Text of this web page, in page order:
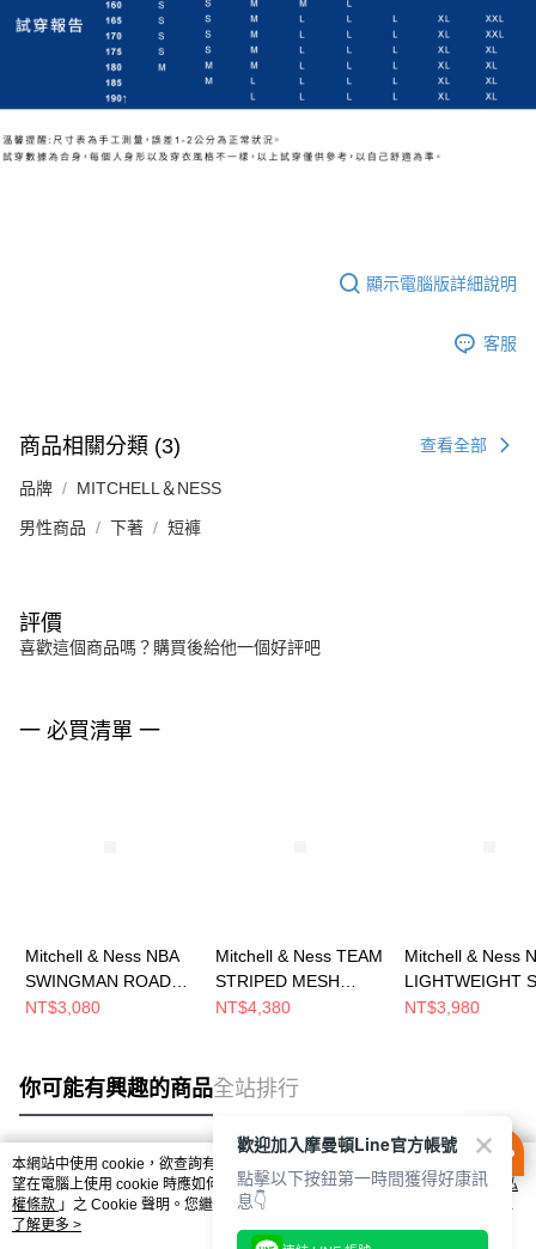
顯示電腦版詳細說明
客服
商品相關分類 (3) 查看全部
品牌 MITCHELL＆NESS
男性商品 下著 短褲
評價
喜歡這個商品嗎？購買後給他一個好評吧
一 必買清單 一
Mitchell & Ness NBA
SWINGMAN ROAD
SHORTS LAKERS 84-
LALPURP84
NT$3,080
Mitchell & Ness TEAM
STRIPED MESH
BASEBALL JERSEY
NT$4,380
Mitchell & Ness
LIGHTWEIGHT
JACKET
NT$3,980
你可能有興趣的商品全站排行
熱門標籤
本網站中使用 cookie，欲查詢有關本網站使用 cookie 方式之詳情，及若您不希
望在電腦上使用 cookie 時應如何變更電腦的 cookie 設定，請參閱本網站「
隱私
權條款 」之 Cookie 聲明。您繼續使用本網站即表示您同意本公司得按本網站使
用條款之 Cookie 聲明使用 cookie。
了解更多 >
歡迎加入摩曼頓Line官方帳號
點擊以下按鈕第一時間獲得好康訊
息👇